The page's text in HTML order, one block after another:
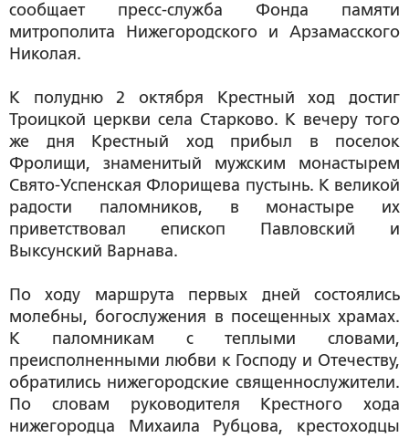
сообщает пресс-служба Фонда памяти
митрополита Нижегородского и Арзамасского
Николая.
К полудню 2 октября Крестный ход достиг
Троицкой церкви села Старково. К вечеру того
же дня Крестный ход прибыл в поселок
Фролищи, знаменитый мужским монастырем
Свято-Успенская Флорищева пустынь. К великой
радости паломников, в монастыре их
приветствовал епископ Павловский и
Выксунский Варнава.
По ходу маршрута первых дней состоялись
молебны, богослужения в посещенных храмах.
К паломникам с теплыми словами,
преисполненными любви к Господу и Отечеству,
обратились нижегородские священнослужители.
По словам руководителя Крестного хода
нижегородца Михаила Рубцова, крестоходцы